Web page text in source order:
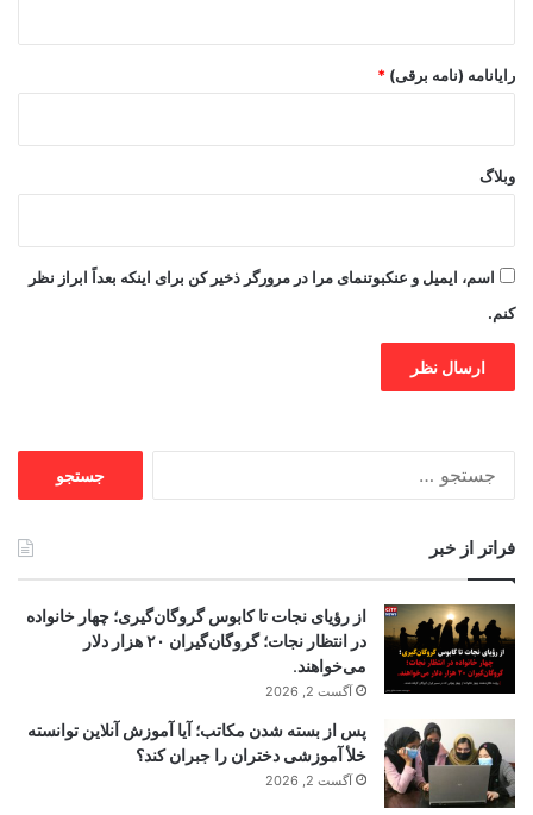
رایانامه (نامه برقی) *
وبلاگ
اسم، ایمیل و عنکبوتنمای مرا در مرورگر ذخیر کن برای اینکه بعداً ابراز نظر
کنم.
فراتر از خبر
از رؤیای نجات تا کابوس گروگان‌گیری؛ چهار خانواده
در انتظار نجات؛ گروگان‌گیران ۲۰ هزار دلار
می‌خواهند.
آگست 2, 2026
پس از بسته شدن مکاتب؛ آیا آموزش آنلاین توانسته
خلأ آموزشی دختران را جبران کند؟
آگست 2, 2026